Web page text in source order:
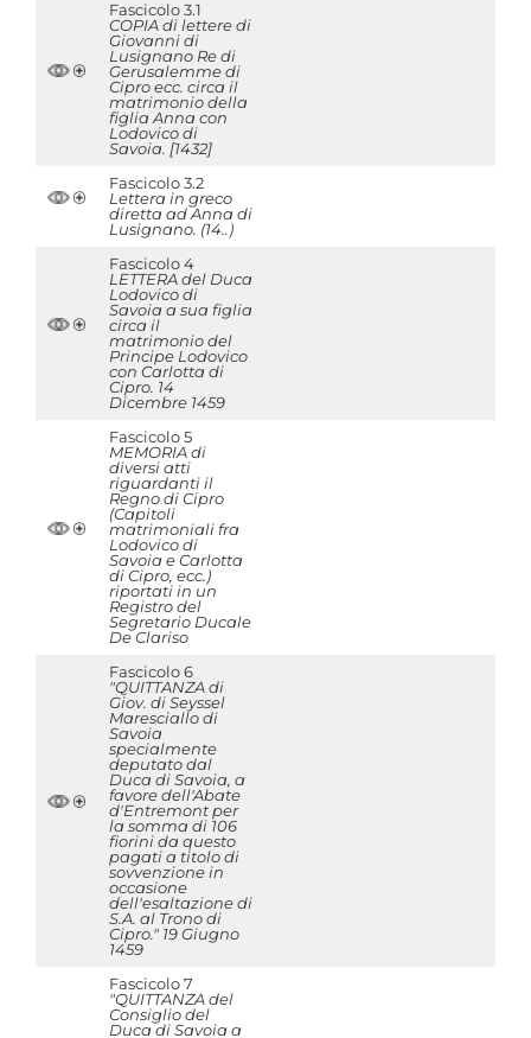
Fascicolo 3.1
COPIA di lettere di
Giovanni di
Lusignano Re di
Gerusalemme di
Cipro ecc. circa il
matrimonio della
figlia Anna con
Lodovico di
Savoia. [1432]
Fascicolo 3.2
Lettera in greco
diretta ad Anna di
Lusignano. (14..)
Fascicolo 4
LETTERA del Duca
Lodovico di
Savoia a sua figlia
circa il
matrimonio del
Principe Lodovico
con Carlotta di
Cipro. 14
Dicembre 1459
Fascicolo 5
MEMORIA di
diversi atti
riguardanti il
Regno di Cipro
(Capitoli
matrimoniali fra
Lodovico di
Savoia e Carlotta
di Cipro, ecc.)
riportati in un
Registro del
Segretario Ducale
De Clariso
Fascicolo 6
"QUITTANZA di
Giov. di Seyssel
Maresciallo di
Savoia
specialmente
deputato dal
Duca di Savoia, a
favore dell'Abate
d'Entremont per
la somma di 106
fiorini da questo
pagati a titolo di
sovvenzione in
occasione
dell'esaltazione di
S.A. al Trono di
Cipro." 19 Giugno
1459
Fascicolo 7
"QUITTANZA del
Consiglio del
Duca di Savoia a